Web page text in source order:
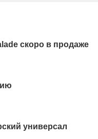
скоро в продаже
универсал